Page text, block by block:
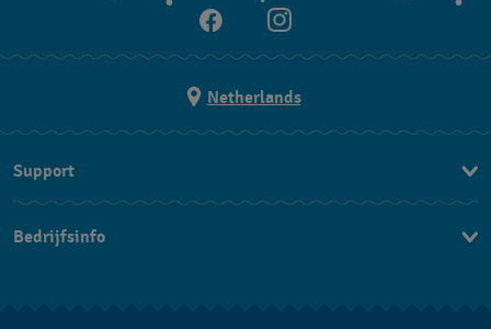
Netherlands
Support
FAQ
Bedrijfsinfo